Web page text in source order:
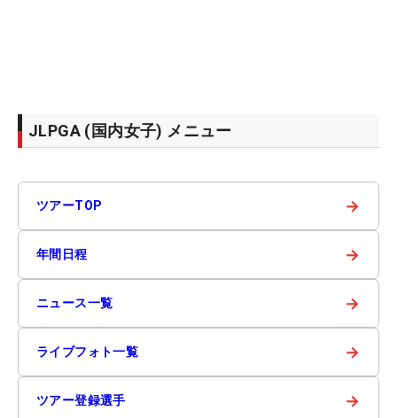
JLPGA (国内女子) メニュー
ツアーTOP →
年間日程 →
ニュース一覧 →
ライブフォト一覧 →
ツアー登録選手 →